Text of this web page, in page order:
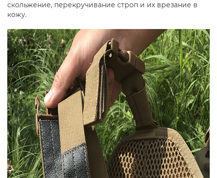
скольжение, перекручивание строп и их врезание в
кожу.